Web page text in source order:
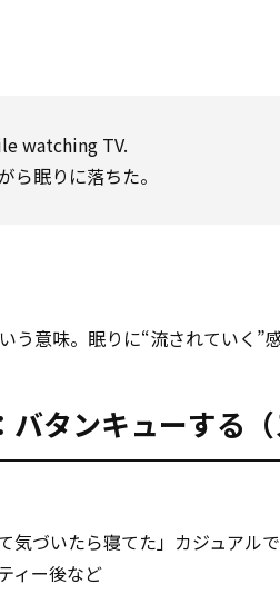
watching TV.
ら眠りに落ちた。
う意味。眠りに“流されていく”感
タンキューする（
気づいたら寝てた」カジュアル
ィー後など